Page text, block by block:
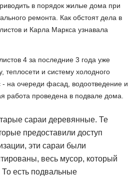
в порядок жилые дома при
ремонта. Как обстоят дела в
и Карла Маркса узнавала
4 за последние 3 года уже
теплосети и систему холодного
на очереди фасад, водоотведение и
работа проведена в подвале дома.
сараи деревянные. Те
предоставили доступ
эти сараи были
весь мусор, который
есть подвальные